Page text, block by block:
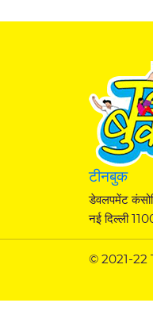
टीनबुक
डेवलपमेंट
नई दिल्ली
© 2021-22